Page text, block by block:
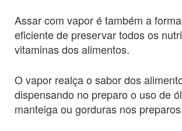
Assar com vapor é também a
eficiente de preservar todos os
vitaminas dos alimentos.
O vapor realça o sabor dos
dispensando no preparo o uso de
manteiga ou gorduras nos